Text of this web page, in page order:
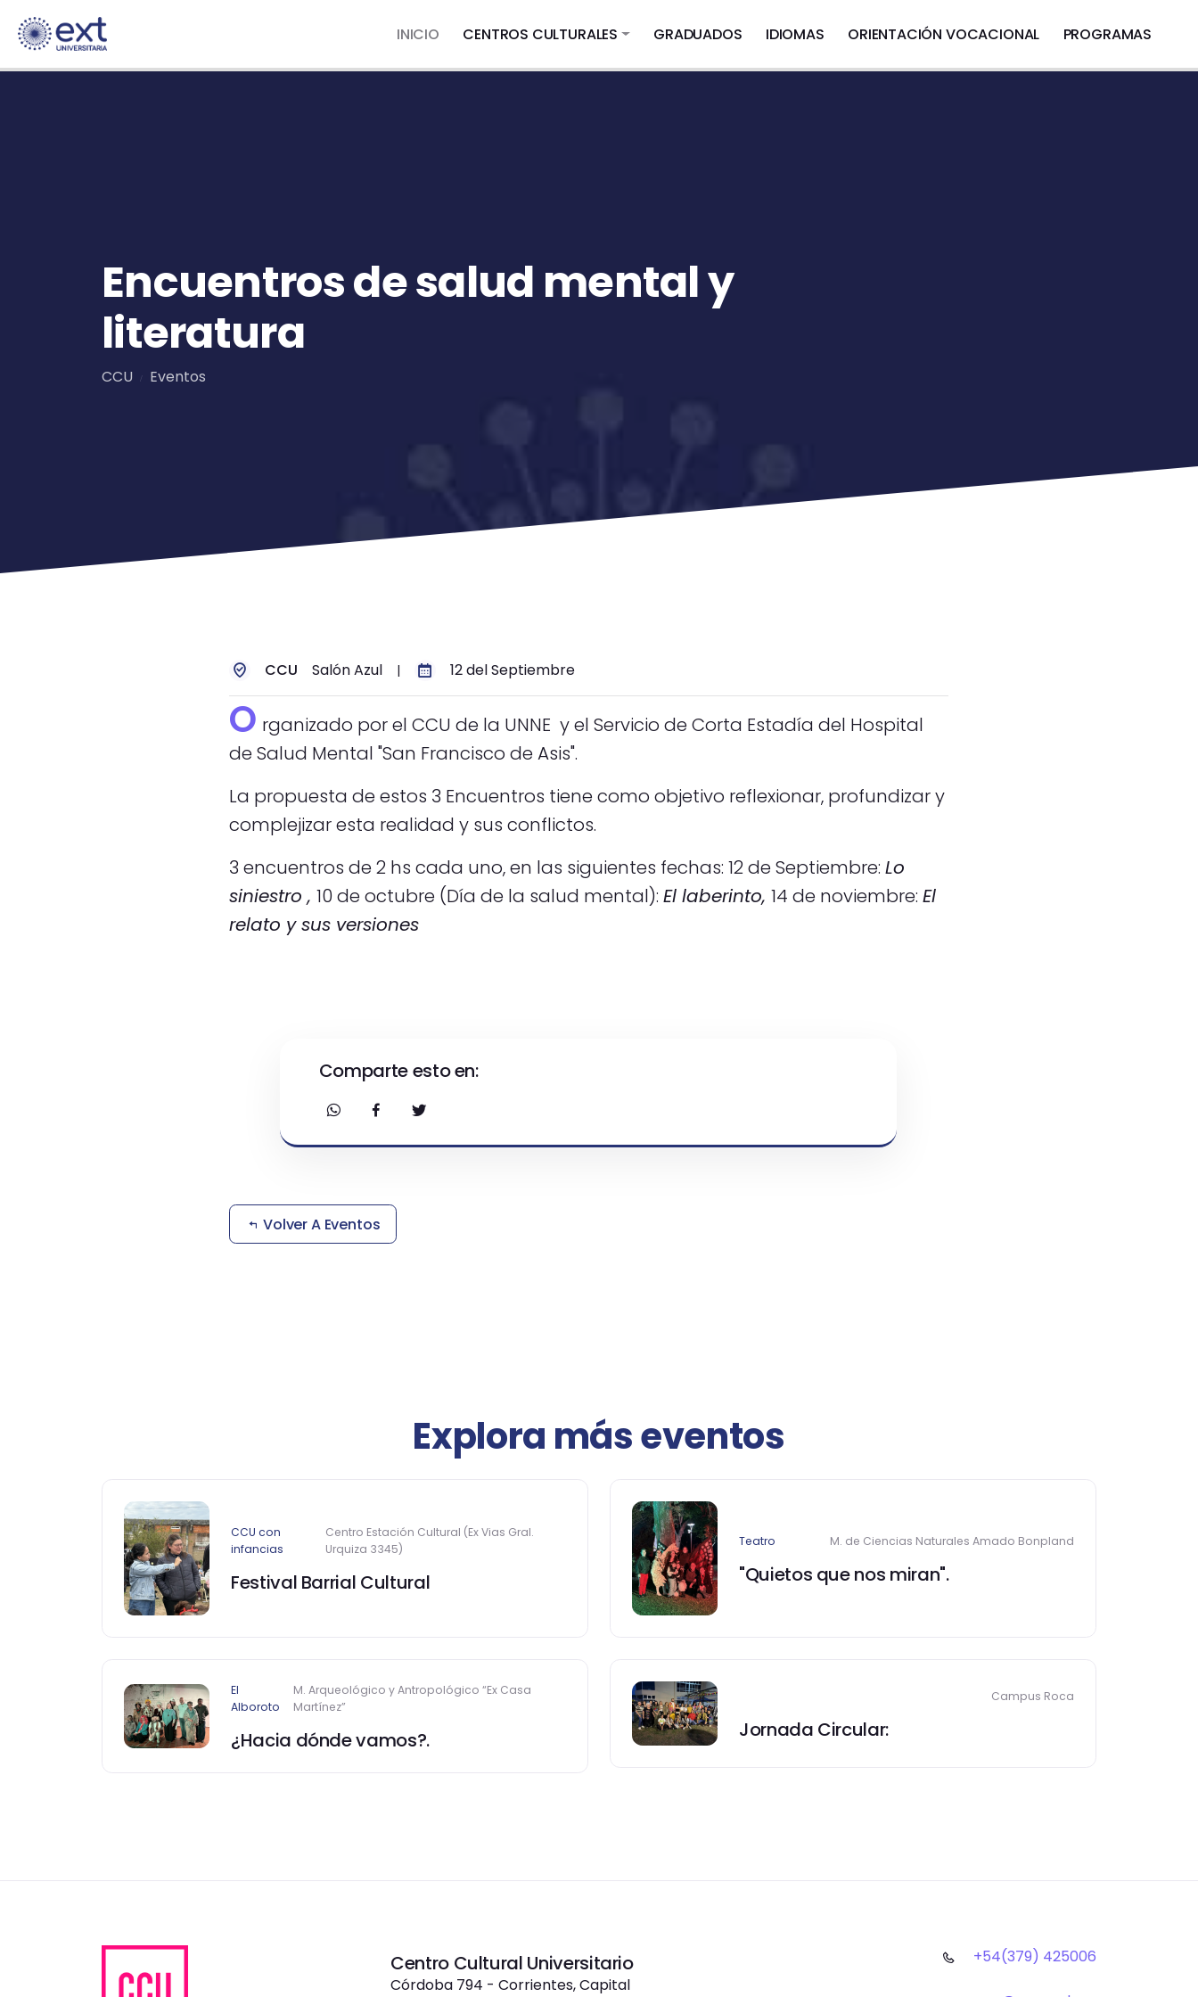
INICIO CENTROS CULTURALES GRADUADOS IDIOMAS ORIENTACIÓN VOCACIONAL PROGRAMAS
Encuentros de salud mental y
literatura
CCU Eventos
CCU Salón Azul | 12 del Septiembre
O rganizado por el CCU de la UNNE y el Servicio de Corta Estadía del Hospital
de Salud Mental "San Francisco de Asis".
La propuesta de estos 3 Encuentros tiene como objetivo reflexionar, profundizar y
complejizar esta realidad y sus conflictos.
3 encuentros de 2 hs cada uno, en las siguientes fechas: 12 de Septiembre: Lo
siniestro , 10 de octubre (Día de la salud mental): El laberinto, 14 de noviembre: El
relato y sus versiones
Comparte esto en:
Volver A Eventos
Explora más eventos
CCU con
infancias
Centro Estación Cultural (Ex Vias Gral.
Urquiza 3345)
Festival Barrial Cultural
Teatro M. de Ciencias Naturales Amado Bonpland
"Quietos que nos miran".
El
Alboroto
M. Arqueológico y Antropológico “Ex Casa
Martínez”
¿Hacia dónde vamos?.
Campus Roca
Jornada Circular:
Centro Cultural Universitario
Córdoba 794 - Corrientes, Capital
+54(379) 425006